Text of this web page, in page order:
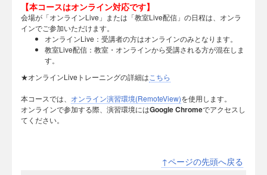
【本コースはオンライン対応です】
会場が「オンラインLive」または「教室Live配信」の日程は、オンラ
インでご参加いただけます。
オンラインLive：受講者の方はオンラインのみとなります。
教室Live配信：教室・オンラインから受講される方が混在しま
す。
★オンラインLiveトレーニングの詳細は こちら
本コースでは、 オンライン演習環境(RemoteView)を使用します。
オンラインで参加する際、演習環境にはGoogle Chromeでアクセスし
てください。
↑ページの先頭へ戻る